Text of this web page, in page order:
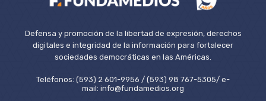
Defensa y promoción de la libertad de expresión, derechos
digitales e integridad de la información para fortalecer
sociedades democráticas en las Américas.
Teléfonos: (593) 2 601-9956 / (593) 98 767-5305/ e-
mail: info@fundamedios.org